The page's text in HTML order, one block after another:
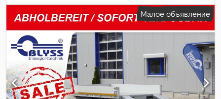
загрузки:1 500 мм, высота грузового отсека:300 мм,
Малое объявление